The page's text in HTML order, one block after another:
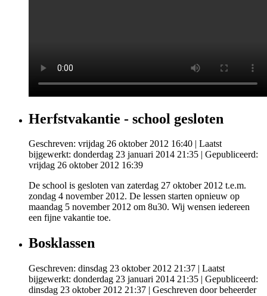
Herfstvakantie - school gesloten
Geschreven: vrijdag 26 oktober 2012 16:40 | Laatst
bijgewerkt: donderdag 23 januari 2014 21:35 | Gepubliceerd:
vrijdag 26 oktober 2012 16:39
De school is gesloten van zaterdag 27 oktober 2012 t.e.m.
zondag 4 november 2012. De lessen starten opnieuw op
maandag 5 november 2012 om 8u30. Wij wensen iedereen
een fijne vakantie toe.
Bosklassen
Geschreven: dinsdag 23 oktober 2012 21:37 | Laatst
bijgewerkt: donderdag 23 januari 2014 21:35 | Gepubliceerd:
dinsdag 23 oktober 2012 21:37 | Geschreven door beheerder